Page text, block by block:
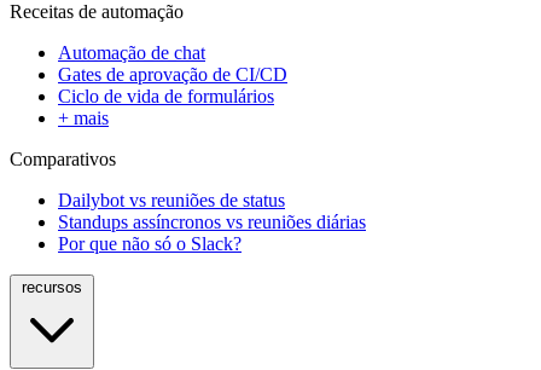
Receitas de automação
Automação de chat
Gates de aprovação de CI/CD
Ciclo de vida de formulários
+ mais
Comparativos
Dailybot vs reuniões de status
Standups assíncronos vs reuniões diárias
Por que não só o Slack?